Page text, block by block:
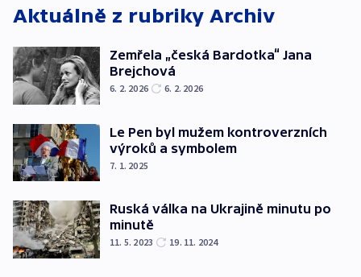
Aktuálně z rubriky Archiv
Zemřela „česká Bardotka“ Jana
Brejchová
6. 2. 2026 6. 2. 2026
Le Pen byl mužem kontroverzních
výroků a symbolem
7. 1. 2025
Ruská válka na Ukrajině minutu po
minutě
11. 5. 2023 19. 11. 2024